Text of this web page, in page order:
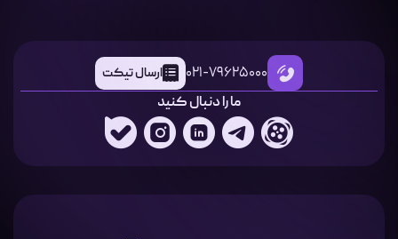
021-79625000 ارسال تیکت
ما را دنبال کنید